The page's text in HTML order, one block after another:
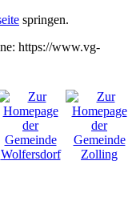
springen.
https://www.vg-